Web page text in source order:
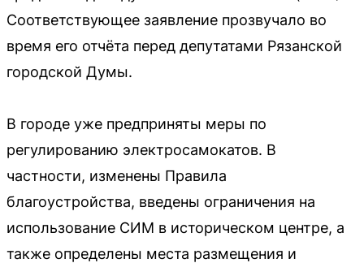
Соответствующее заявление прозвучало во
время его отчёта перед депутатами Рязанской
городской Думы.
В городе уже предприняты меры по
регулированию электросамокатов. В
частности, изменены Правила
благоустройства, введены ограничения на
использование СИМ в историческом центре, а
также определены места размещения и